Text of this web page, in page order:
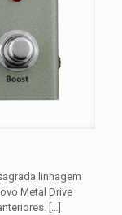
linhagem
Metal Drive
[…]